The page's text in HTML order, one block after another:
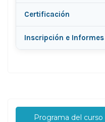
Certificación
Inscripción e Informes
Programa del curso